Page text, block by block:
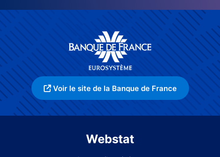
Voir le site de la Banque de France
Webstat